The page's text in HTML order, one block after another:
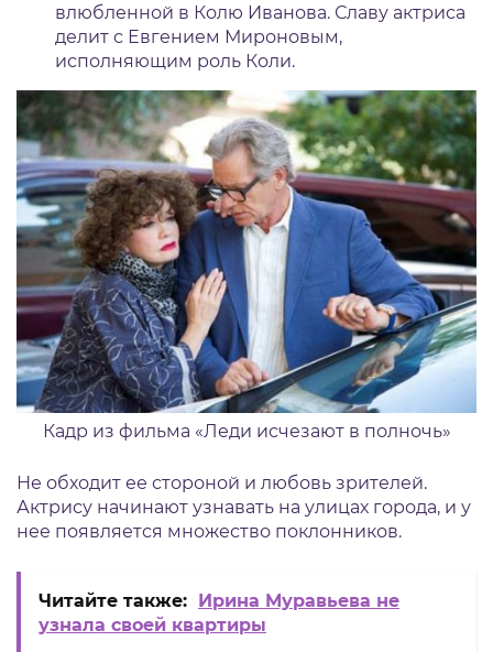
влюбленной в Колю Иванова. Славу актриса
делит с Евгением Мироновым,
исполняющим роль Коли.
Кадр из фильма «Леди исчезают в полночь»
Не обходит ее стороной и любовь зрителей.
Актрису начинают узнавать на улицах города, и у
нее появляется множество поклонников.
Читайте также: Ирина Муравьева не
узнала своей квартиры